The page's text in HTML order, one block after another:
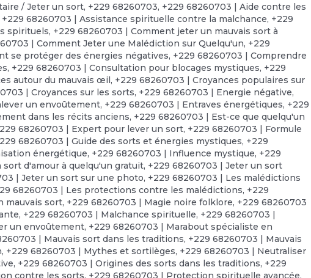
/Jeter un sort, +229 68260703, +229 68260703 | Aide contre les
+229 68260703 | Assistance spirituelle contre la malchance, +229
spirituels, +229 68260703 | Comment jeter un mauvais sort à
| Comment Jeter une Malédiction sur Quelqu'un, +229
se protéger des énergies négatives, +229 68260703 | Comprendre
, +229 68260703 | Consultation pour blocages mystiques, +229
autour du mauvais œil, +229 68260703 | Croyances populaires sur
| Croyances sur les sorts, +229 68260703 | Energie négative,
un envoûtement, +229 68260703 | Entraves énergétiques, +229
dans les récits anciens, +229 68260703 | Est-ce que quelqu'un
68260703 | Expert pour lever un sort, +229 68260703 | Formule
68260703 | Guide des sorts et énergies mystiques, +229
énergétique, +229 68260703 | Influence mystique, +229
d'amour à quelqu'un gratuit, +229 68260703 | Jeter un sort
| Jeter un sort sur une photo, +229 68260703 | Les malédictions
68260703 | Les protections contre les malédictions, +229
mauvais sort, +229 68260703 | Magie noire folklore, +229 68260703
, +229 68260703 | Malchance spirituelle, +229 68260703 |
un envoûtement, +229 68260703 | Marabout spécialiste en
| Mauvais sort dans les traditions, +229 68260703 | Mauvais
, +229 68260703 | Mythes et sortilèges, +229 68260703 | Neutraliser
, +229 68260703 | Origines des sorts dans les traditions, +229
contre les sorts, +229 68260703 | Protection spirituelle avancée,